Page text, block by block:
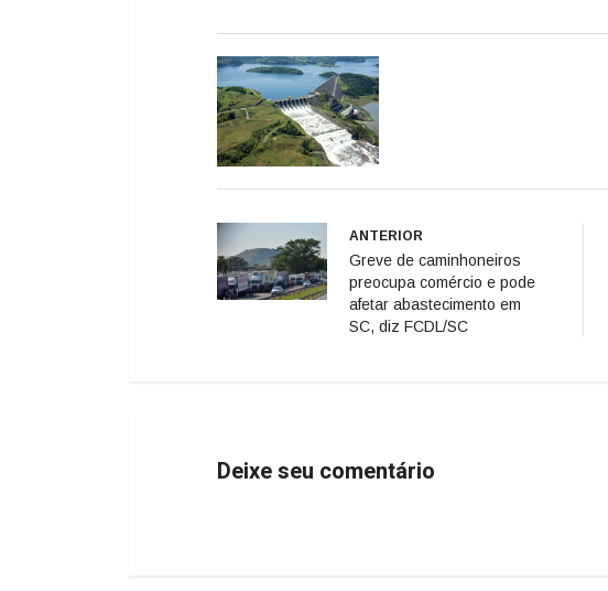
ANTERIOR
Greve de caminhoneiros
preocupa comércio e pode
afetar abastecimento em
SC, diz FCDL/SC
Deixe seu comentário